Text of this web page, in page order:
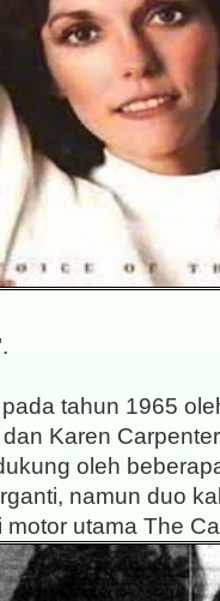
tahun 1965
Karen
oleh
namun duo
utama The